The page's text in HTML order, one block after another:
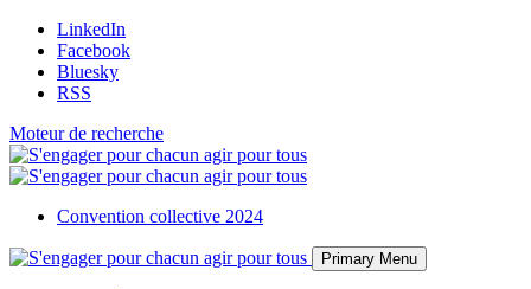
LinkedIn
Facebook
Bluesky
RSS
Moteur de recherche
Convention collective 2024
Primary Menu